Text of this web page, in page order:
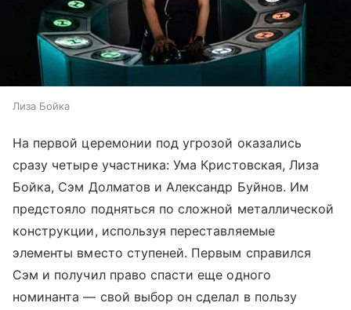
Лиза Бойка
На первой церемонии под угрозой оказались
сразу четыре участника: Ума Кристовская, Лиза
Бойка, Сэм Долматов и Александр Буйнов. Им
предстояло подняться по сложной металлической
конструкции, используя переставляемые
элементы вместо ступеней. Первым справился
Сэм и получил право спасти еще одного
номинанта — свой выбор он сделал в пользу